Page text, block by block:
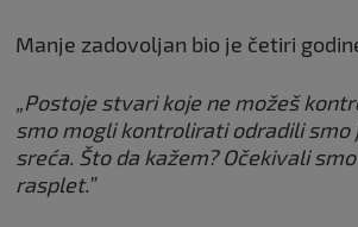
Manje zadovoljan bio je četiri
„Postoje stvari koje ne možeš
smo mogli kontrolirati odradili smo
sreća. Što da kažem? Očekivali
rasplet.”